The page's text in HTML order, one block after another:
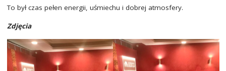
To był czas pełen energii, uśmiechu i dobrej atmosfery.
Zdjęcia